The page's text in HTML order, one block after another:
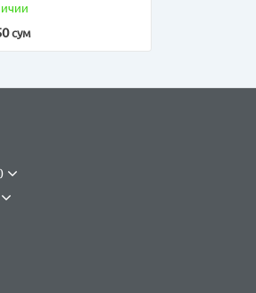
сум